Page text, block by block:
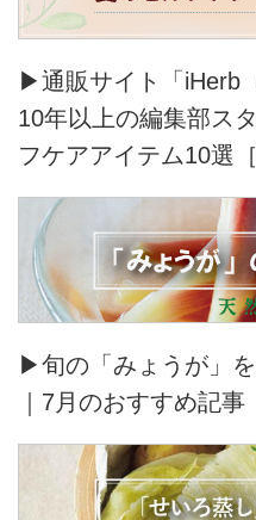
▶通販サイト「iHerb
10年以上の編集部ス
フケアアイテム10選［
▶旬の「みょうが」
｜7月のおすすめ記事